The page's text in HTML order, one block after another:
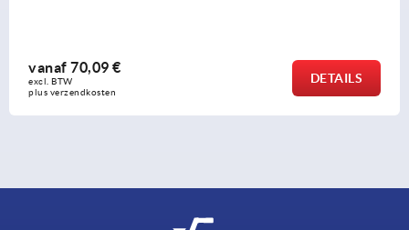
vanaf 11,74 €
excl. BTW
plus verzendkosten
DETAILS